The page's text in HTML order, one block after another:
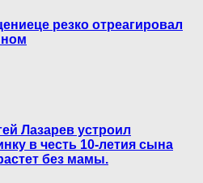
резко отреагировал
Лазарев устроил
в честь 10-летия сына
без мамы.